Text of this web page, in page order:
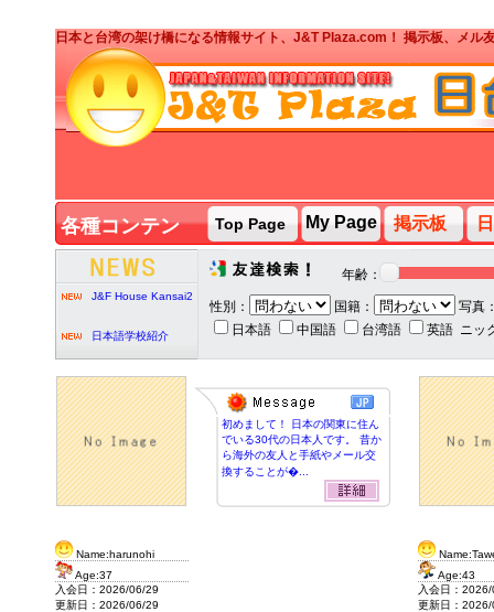
日本と台湾の架け橋になる情報サイト、J&T Plaza.com！ 掲示板、メル
各種コンテン
ツ
Top Page My Page 掲示板
2020/2/7
J&F House Kansai2
日本語学校紹介
J&T PARTY台湾人ボ
ランティア募集
J&T PARTY
2020/2/7
年齢：
性別： 国籍：
写真
日本語
中国語 台湾語 英語 ニッ
Name:harunohi
Age:37
入会日：2026/06/29
更新日：2026/06/29
初めまして！ 日本の関東に住ん
でいる30代の日本人です。 昔か
ら海外の友人と手紙やメール交
換することが�...
Age:43
入会日：
更新日：